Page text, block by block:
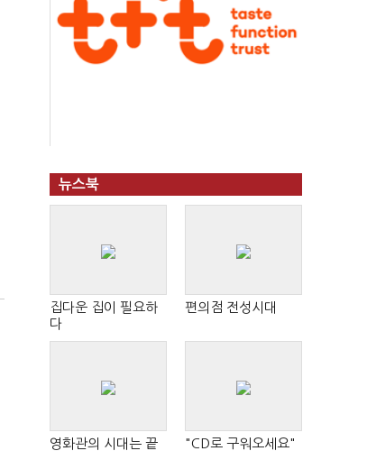
뉴스북
집다운 집이 필요하
다
편의점 전성시대
영화관의 시대는 끝
"CD로 구워오세요"